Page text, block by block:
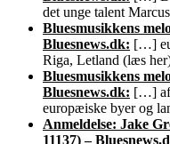
det unge talent
Bluesmusikkens
Bluesnews.dk: […]
Riga, Letland (læs
Bluesmusikkens
Bluesnews.dk: […]
europæiske byer og
Anmeldelse: Jake
11137) –